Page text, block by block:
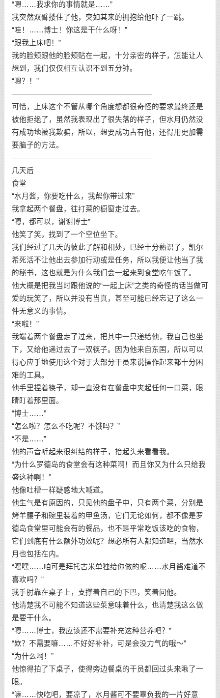
“嗯……我求你的事情就是……”
我突然双臂搂住了他，突如其来的拥抱给他吓了一跳。
“哇！……博士！你这是干什么呀！”
“跟我上床吧！”
我的脸颊跟他的脸颊贴在一起，十分亲密的样子，怎能让人
想到，我们仅仅相互认识不到五分钟。
“嗯？！”
———————————————————
可惜，上床这个不管从哪个角度想都很奇怪的要求最终还是
被他拒绝了，虽然我表现出了很失落的样子，但水月仍然没
有成功地被我欺骗，所以，想要成功占有他，还得用更加需
要脑子的方法。
———————————————————
几天后
食堂
“水月酱，你要吃什么，我帮你带过来”
我拿起两个餐盘，往打菜的橱窗走过去。
“嗯，都可以，谢谢博士”
他笑了笑，找到了一个空位坐下。
我们经过了几天的彼此了解和相处，已经十分熟识了，凯尔
希死活不让他出去参加行动或是任务，所以我便让他当了我
的秘书，这也就是为什么我们会一起来到食堂吃午饭了。
他大概是把我当时跟他说的“一起上床”之类的奇怪的话当做可
爱的玩笑了，所以并没有当真，甚至可能已经忘记了这么一
件无意义的事情。
“来啦！”
我端着两个餐盘走了过来，把其中一只递给他，我自己也坐
下，又给他递过去了一双筷子。因为他来自东国，所以可以
得心应手地使用这个对于大部分干员来说操作起来都十分困
难的工具。
他手里捏着筷子，却一直没有在餐盘中夹起任何一口菜，眼
睛盯着那里面。
“博士……”
“怎么啦？怎么不吃呢？不饿吗？”
“不是……”
他的声音听起来很纠结的样子，抬起头来看看我。
“为什么罗德岛的食堂会有这种菜啊！而且你又为什么只给我
盛这种啊！”
他像吐槽一样疑惑地大喊道。
他生气是有原因的，只见他的盘子中，只有两个菜，分别是
烤羊腰子和碗里装着的甲鱼汤，它们无论如何，都不像是罗
德岛食堂里可能会有的餐品，也不是平常吃饭该吃的食物，
它们到底有什么额外功效呢？想必所有人都知道吧，当然水
月也包括在内。
“嘿嘿……咱可是拜托古米单独给你做的呢……水月酱难道不
喜欢吗？”
我手肘靠在桌子上，支撑着自己的下巴，笑着问他。
他清楚我不可能不知道这些菜意味着什么，也清楚我这么做
是要干什么。
“嗯……博士，我应该还不需要补充这种营养吧？”
“欸？不需要嘛……不好好补补，可是会没力气的哦～”
“为什么啊！”
他惊得拍了下桌子，使得旁边餐桌的干员都回过头来瞅了一
眼。
“嘛……快吃吧，要凉了，水月酱可不要辜负我的一片好意